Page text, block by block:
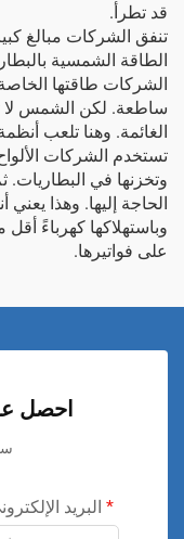
قد تطرأ.
تنفق الشركات مبالغ
الطاقة الشمسية
الشركات طاقتها
ساطعة. لكن الشمس لا
الغائمة. وهنا تلعب
تستخدم الشركات
وتخزنها في البطاريات.
الحاجة إليها. وهذا
وباستهلاكها كهرباءً
على فواتيرها.
احصل
البريد